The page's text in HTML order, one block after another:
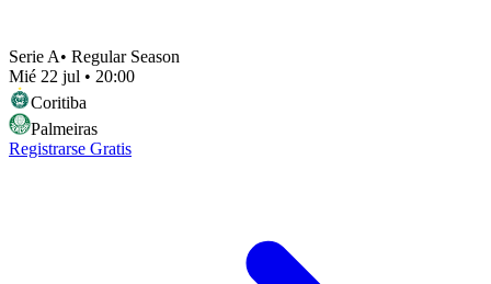
Serie A• Regular Season
Mié 22 jul • 20:00
Coritiba
Palmeiras
Registrarse Gratis